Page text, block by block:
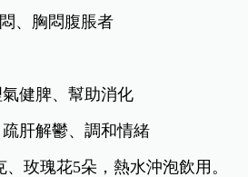
、胸悶腹脹者
健脾、幫助消化
肝解鬱、調和情緒
玫瑰花5朵，熱水沖泡飲用。